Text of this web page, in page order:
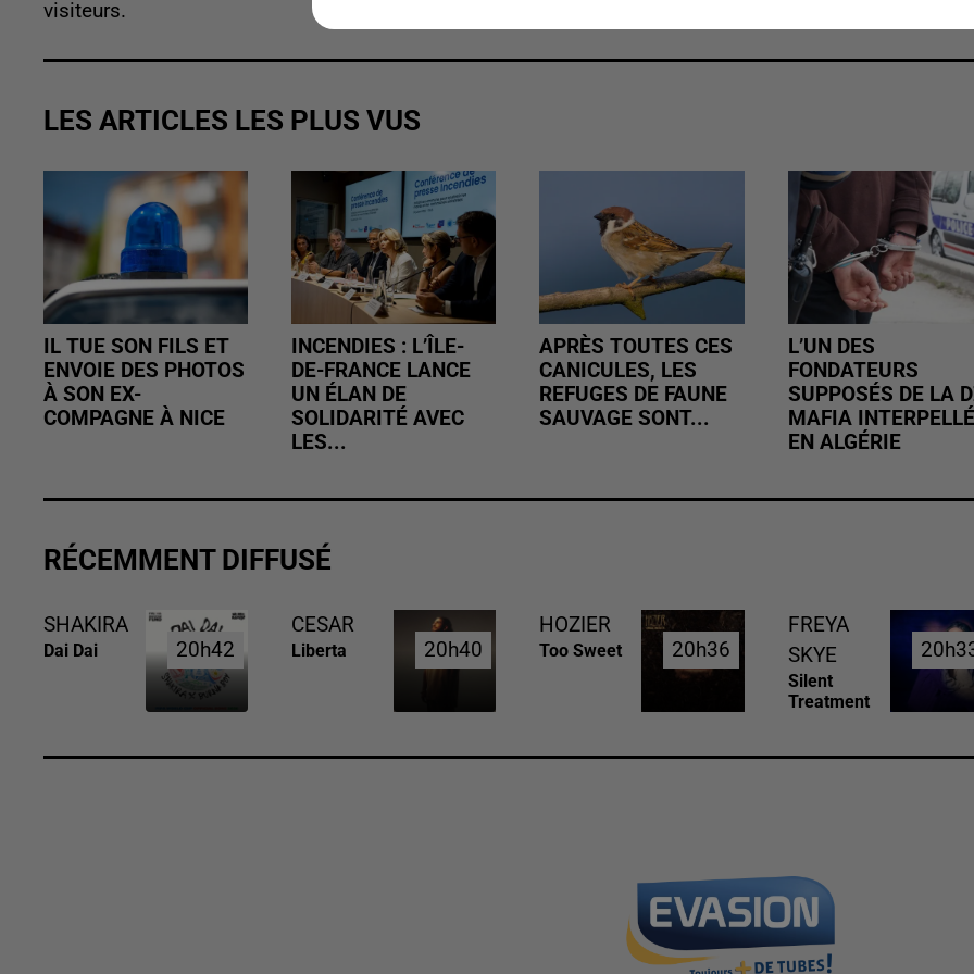
visiteurs.
LES ARTICLES LES PLUS VUS
IL TUE SON FILS ET
ENVOIE DES PHOTOS
À SON EX-
COMPAGNE À NICE
INCENDIES : L’ÎLE-
DE-FRANCE LANCE
UN ÉLAN DE
SOLIDARITÉ AVEC
LES...
APRÈS TOUTES CES
CANICULES, LES
REFUGES DE FAUNE
SAUVAGE SONT...
L’UN DES
FONDATEURS
SUPPOSÉS DE LA
MAFIA INTERPELLÉ
EN ALGÉRIE
RÉCEMMENT DIFFUSÉ
SHAKIRA
Dai Dai 20h42
20h42
CESAR
Liberta 20h40
20h40
HOZIER
Too Sweet 20h36
20h36
FREYA
SKYE
Silent
Treatment